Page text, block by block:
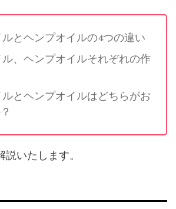
とヘンプオイルの4つの違い
、ヘンプオイルそれぞれの作
とヘンプオイルはどちらがお
いたします。